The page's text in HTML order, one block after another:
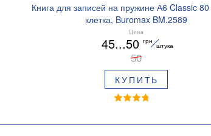
Книга для записей на пружине А6 Classic 80
клетка, Buromax BM.2589
Цена
45...50 грн
штука
50
КУПИТЬ